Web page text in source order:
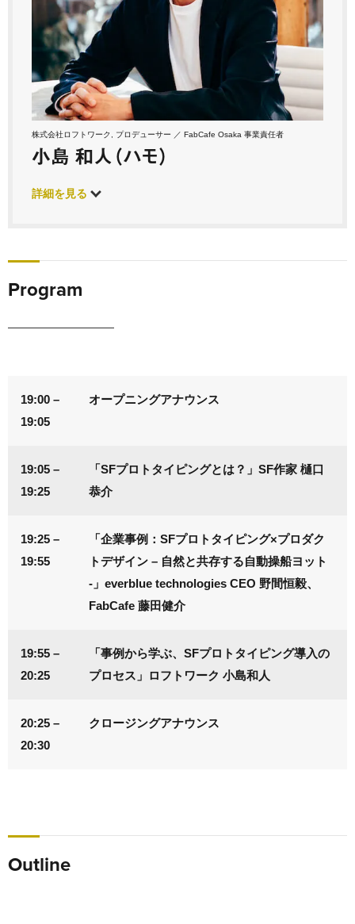
株式会社ロフトワーク, プロデューサー ／ FabCafe Osaka 事業責任者
小島 和人（ハモ）
詳細を見る
Program
19:00 –
19:05
オープニングアナウンス
19:05 –
19:25
「SFプロトタイピングとは？」SF作家 樋口
恭介
19:25 –
19:55
「企業事例：SFプロトタイピング×プロダク
トデザイン – 自然と共存する自動操船ヨット
-」everblue technologies CEO 野間恒毅、
FabCafe 藤田健介
19:55 –
20:25
「事例から学ぶ、SFプロトタイピング導入の
プロセス」ロフトワーク 小島和人
20:25 –
20:30
クロージングアナウンス
Outline